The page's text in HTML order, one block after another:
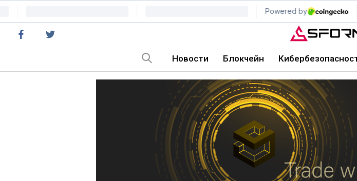
Новости Блокчейн